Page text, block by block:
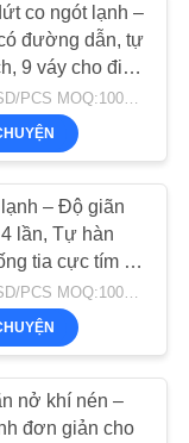
ốc
24
co ngót lạnh –
đường dẫn, tự
9 váy cho điện
0.8-2.2USD/PCS MOQ:1000 chiếc
– Độ giãn
lần, Tự hàn
tia cực tím &
các mối nối
& cáp
0.8-2.2USD/PCS MOQ:1000 chiếc
nở khí nén –
đơn giản cho